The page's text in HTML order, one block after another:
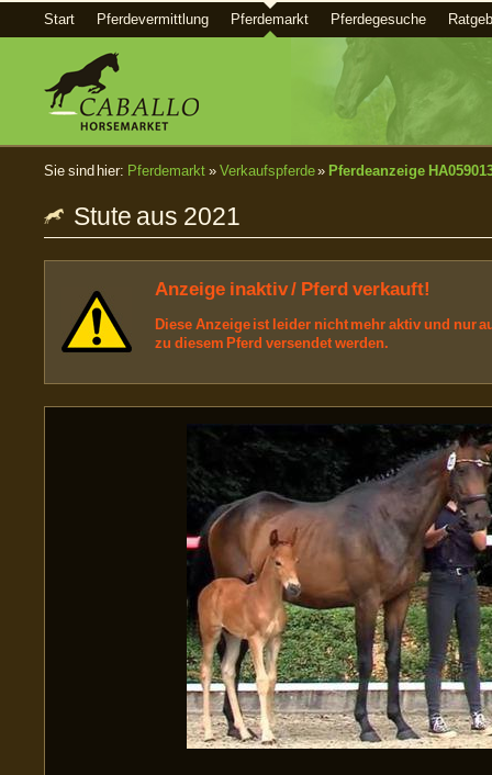
Start Pferdevermittlung Pferdemarkt Pferdegesuche
Sie sind hier: Pferdemarkt » Verkaufspferde» Pferdeanzeige
Stute aus 2021
Anzeige inaktiv / Pferd verkauft!
Diese Anzeige ist leider nicht mehr aktiv und nur
zu diesem Pferd versendet werden.